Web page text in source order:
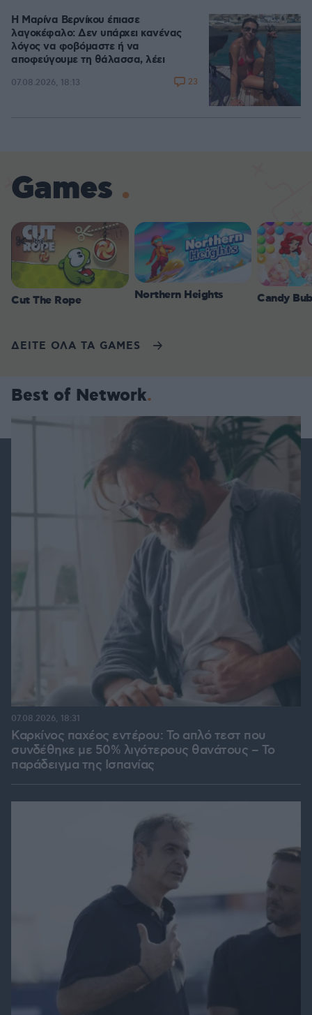
Η Μαρίνα Βερνίκου έπιασε
λαγοκέφαλο: Δεν υπάρχει κανένας
λόγος να φοβόμαστε ή να
αποφεύγουμε τη θάλασσα, λέει
07.08.2026, 18:13 23
Games
Cut The Rope Northern Heights Candy
ΔΕΙΤΕ ΟΛΑ ΤΑ GAMES
Best of Network
Καρκίνος παχέος εντέρου: Το απλό τεστ που
συνδέθηκε με 50% λιγότερους θανάτους – Το
παράδειγμα της Ισπανίας
07.08.2026, 18:31